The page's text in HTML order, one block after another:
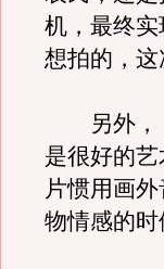
机，最终
想拍的，这
另外，《
是很好的
片惯用画
物情感的时